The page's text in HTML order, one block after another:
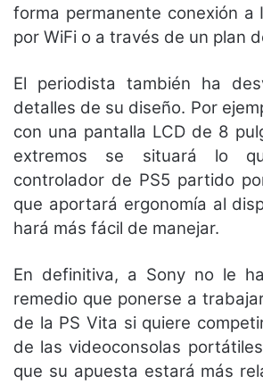
forma permanente conexión a
por WiFi o a través de un plan
El periodista también ha
detalles de su diseño. Por
con una pantalla LCD de 8
extremos se situará lo
controlador de PS5 partido
que aportará ergonomía al
hará más fácil de manejar.
En definitiva, a Sony no le
remedio que ponerse a
de la PS Vita si quiere
de las videoconsolas
que su apuesta estará más